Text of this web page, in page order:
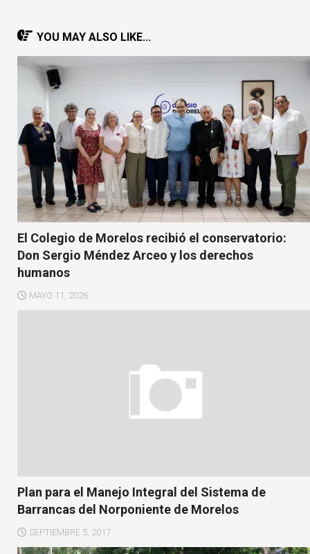
YOU MAY ALSO LIKE...
El Colegio de Morelos recibió el conservatorio:
Don Sergio Méndez Arceo y los derechos
humanos
MAYO 11, 2026
Plan para el Manejo Integral del Sistema de
Barrancas del Norponiente de Morelos
SEPTIEMBRE 5, 2017